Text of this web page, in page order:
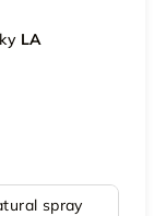
LA
spray